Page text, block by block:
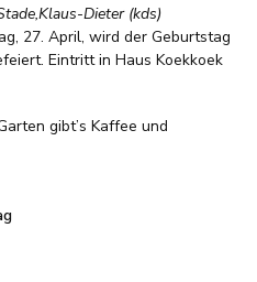
Dieter (kds)
27. April, wird der Geburtstag
Eintritt in Haus Koekkoek
gibt’s Kaffee und